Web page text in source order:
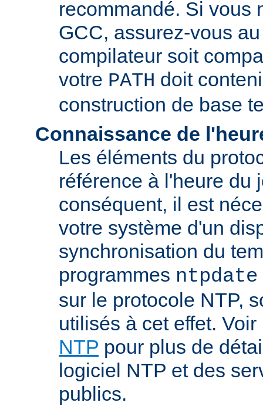
recommandé. Si vous
GCC, assurez-vous
compilateur soit
votre PATH doit
construction de base
Connaissance de
Les éléments du
référence à l'heure du
conséquent, il est
votre système d'un
synchronisation du
programmes ntpdate
sur le protocole NTP,
utilisés à cet effet.
NTP pour plus de
logiciel NTP et des
publics.